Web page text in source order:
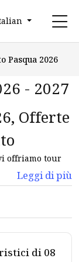
Pasqua 2026
- 2027
Offerte
offriamo tour
,la pasqua e`
.sentirete la
tramite
tour brevi in
Leggi di più
di 08